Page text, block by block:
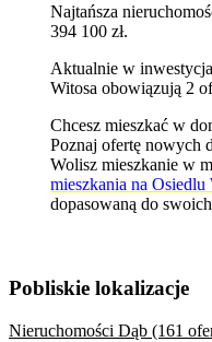
Najtańsza
394 100 zł.
Aktualnie w
Witosa obowiązują 2
Chcesz mieszkać w
Poznajofertę nowych
Wolisz mieszkanie w
mieszkania na Osiedlu
dopasowaną do
Pobliskie lokalizacje
Nieruchomości Dąb (161